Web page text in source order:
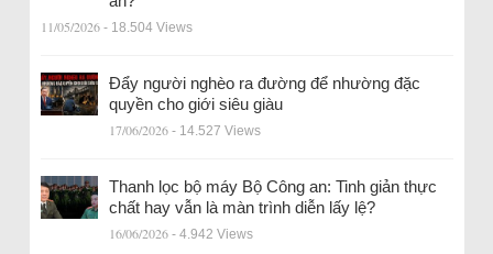
11/05/2026 - 18.504 Views
Đẩy người nghèo ra đường để nhường đặc
quyền cho giới siêu giàu
17/06/2026 - 14.527 Views
Thanh lọc bộ máy Bộ Công an: Tinh giản thực
chất hay vẫn là màn trình diễn lấy lệ?
16/06/2026 - 4.942 Views